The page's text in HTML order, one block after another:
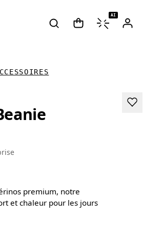
AI
premium, notre
et chaleur pour les jours